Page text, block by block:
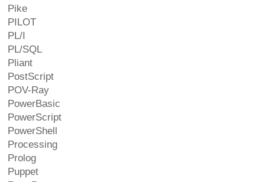
Pike
PILOT
PL/I
PL/SQL
Pliant
PostScript
POV-Ray
PowerBasic
PowerScript
PowerShell
Processing
Prolog
Puppet